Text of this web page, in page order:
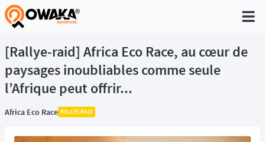
®
[Rallye-raid] Africa Eco Race, au cœur de
paysages inoubliables comme seule
l’Afrique peut offrir...
Africa Eco Race RALLYE-RAID